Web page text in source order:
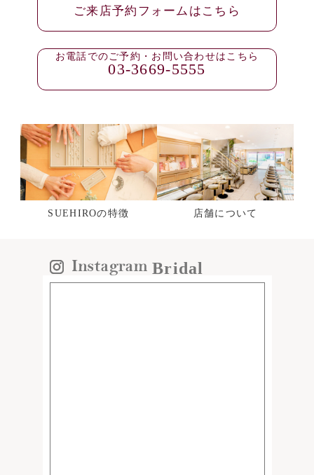
ご来店予約フォームはこちら
お電話でのご予約・お問い合わせはこちら
03-3669-5555
SUEHIROの特徴 店舗について
Bridal